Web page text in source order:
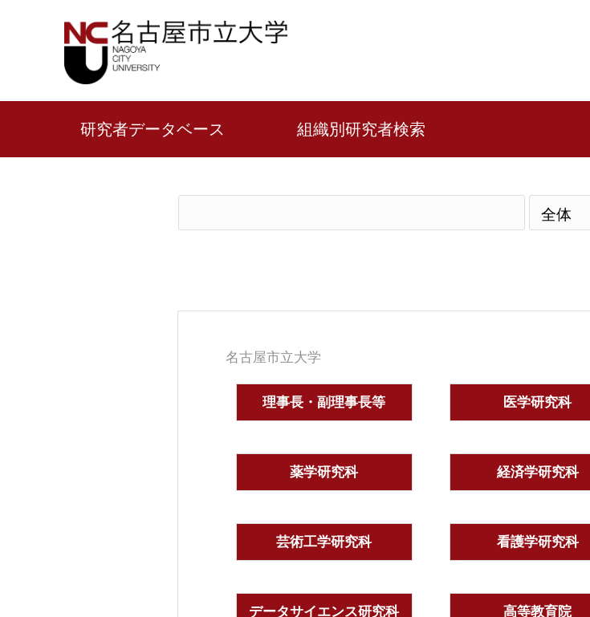
研究者データベース 組織別研究者検索
名古屋市立大学
理事長・副理事長等 医学研究科
薬学研究科 経済学研究科
芸術工学研究科 看護学研究科
データサイエンス研究科 高等教育院